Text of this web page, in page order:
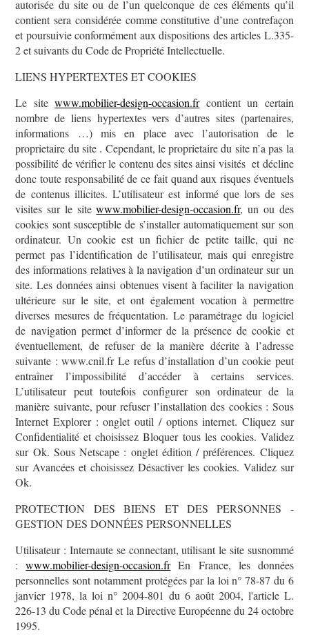
autorisée du site ou de l’un quelconque de ces éléments qu’il
contient sera considérée comme constitutive d’une contrefaçon
et poursuivie conformément aux dispositions des articles L.335-
2 et suivants du Code de Propriété Intellectuelle.
LIENS HYPERTEXTES ET COOKIES
Le sitewww.mobilier-design-occasion.frcontient un certain
nombre de liens hypertextes vers d’autres sites (partenaires,
informations …) mis en place avec l’autorisation de le
proprietaire du site . Cependant, le proprietaire du site n’a pas la
possibilité de vérifier le contenu des sites ainsi visités et décline
donc toute responsabilité de ce fait quand aux risques éventuels
de contenus illicites. L’utilisateur est informé que lors de ses
visites sur le sitewww.mobilier-design-occasion.fr, un ou des
cookies sont susceptible de s’installer automatiquement sur son
ordinateur. Un cookie est un fichier de petite taille, qui ne
permet pas l’identification de l’utilisateur, mais qui enregistre
des informations relatives à la navigation d’un ordinateur sur un
site. Les données ainsi obtenues visent à faciliter la navigation
ultérieure sur le site, et ont également vocation à permettre
diverses mesures de fréquentation. Le paramétrage du logiciel
de navigation permet d’informer de la présence de cookie et
éventuellement, de refuser de la manière décrite à l’adresse
suivante : www.cnil.fr Le refus d’installation d’un cookie peut
entraîner l’impossibilité d’accéder à certains services.
L’utilisateur peut toutefois configurer son ordinateur de la
manière suivante, pour refuser l’installation des cookies : Sous
Internet Explorer : onglet outil / options internet. Cliquez sur
Confidentialité et choisissez Bloquer tous les cookies. Validez
sur Ok. Sous Netscape : onglet édition / préférences. Cliquez
sur Avancées et choisissez Désactiver les cookies. Validez sur
Ok.
PROTECTION DES BIENS ET DES PERSONNES -
GESTION DES DONNÉES PERSONNELLES
Utilisateur : Internaute se connectant, utilisant le site susnommé
:www.mobilier-design-occasion.frEn France, les données
personnelles sont notamment protégées par la loi n° 78-87 du 6
janvier 1978, la loi n° 2004-801 du 6 août 2004, l'article L.
226-13 du Code pénal et la Directive Européenne du 24 octobre
1995.